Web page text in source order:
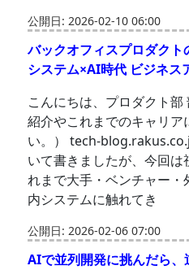
公開日: 2026-02-10 06:00
バックオフィスプロダク
システム×AI時代 ビジネス
こんにちは、プロダクト
紹介やこれまでのキャリ
い。） tech-
いて書きましたが、今回は
れまで大手・ベンチャー
内システムに触れてき
公開日: 2026-02-06 07:00
AIで並列開発に挑んだら